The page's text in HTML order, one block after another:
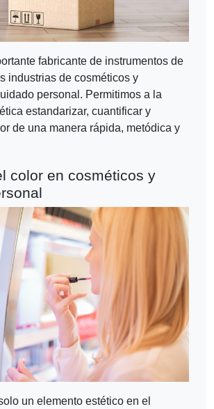
fabricante de instrumentos de
industrias de cosméticos y
personal. Permitimos a la
estandarizar, cuantificar y
de una manera rápida, metódica y
color en cosméticos y
un elemento estético en el